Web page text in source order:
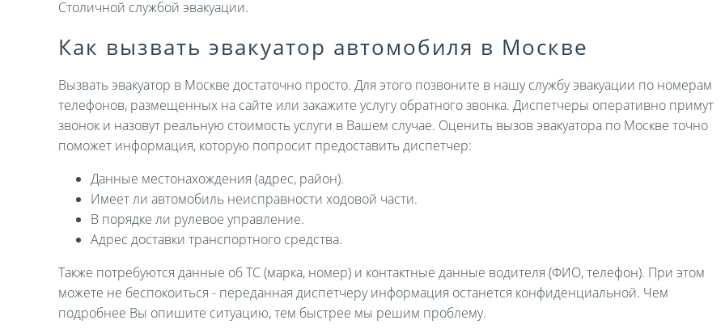
Столичной службой эвакуации.
Как вызвать эвакуатор автомобиля в Москве
Вызвать эвакуатор в Москве достаточно просто. Для этого позвоните в нашу службу эвакуации по номерам
телефонов, размещенных на сайте или закажите услугу обратного звонка. Диспетчеры оперативно примут
звонок и назовут реальную стоимость услуги в Вашем случае. Оценить вызов эвакуатора по Москве точно
поможет информация, которую попросит предоставить диспетчер:
Данные местонахождения (адрес, район).
Имеет ли автомобиль неисправности ходовой части.
В порядке ли рулевое управление.
Адрес доставки транспортного средства.
Также потребуются данные об ТС (марка, номер) и контактные данные водителя (ФИО, телефон). При этом
можете не беспокоиться - переданная диспетчеру информация останется конфиденциальной. Чем
подробнее Вы опишите ситуацию, тем быстрее мы решим проблему.